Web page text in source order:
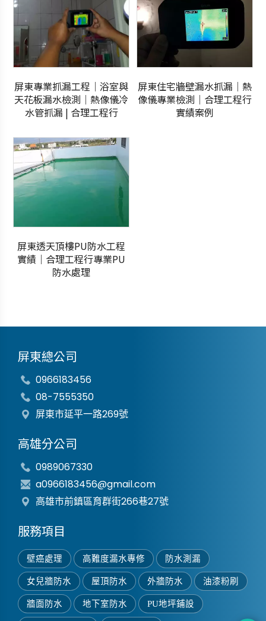
屏東專業抓漏工程｜浴室與
天花板漏水檢測｜熱像儀冷
水管抓漏 | 合理工程行
屏東住宅牆壁漏水抓漏｜熱
像儀專業檢測｜合理工程行
實績案例
屏東透天頂樓PU防水工程
實績｜合理工程行專業PU
防水處理
屏東總公司
0966183456
08-7555350
屏東市延平一路269號
高雄分公司
0989067330
a0966183456@gmail.com
高雄市前鎮區育群街266巷27號
服務項目
壁癌處理 高難度漏水專修 防水測漏
女兒牆防水 屋頂防水 外牆防水 油漆粉刷
牆面防水 地下室防水 PU地坪鋪設